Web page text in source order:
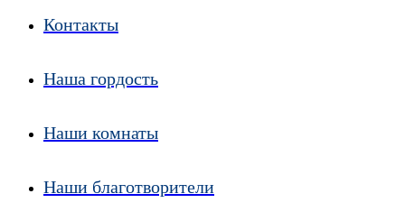
Контакты
Наша гордость
Наши комнаты
Наши благотворители